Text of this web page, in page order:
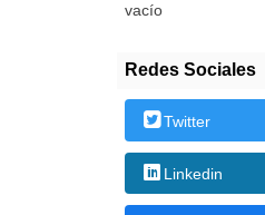
vacío
Redes Sociales
Twitter
Linkedin